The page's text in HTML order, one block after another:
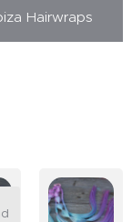
Hairwraps